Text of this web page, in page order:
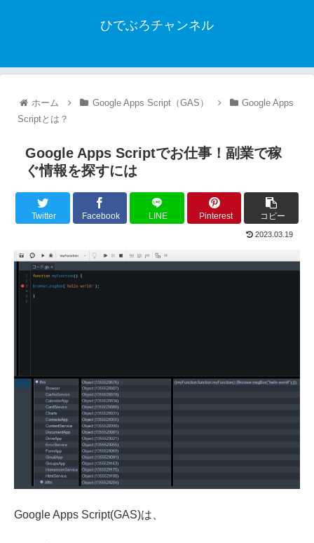
ひでぶろチャンネル
ホーム Google Apps Script（GAS）
Google Apps
Scriptとは？
Google Apps Scriptでお仕事！副業で稼
ぐ情報を探すには
Twitter Facebook LINE Pinterest コピー
2023.03.19
Google Apps Script(GAS)は、